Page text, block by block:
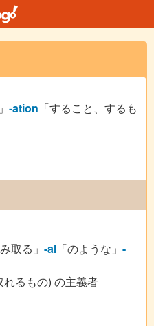
-ation 「すること、するも
取る」 -al 「のような」 -
るもの) の主義者